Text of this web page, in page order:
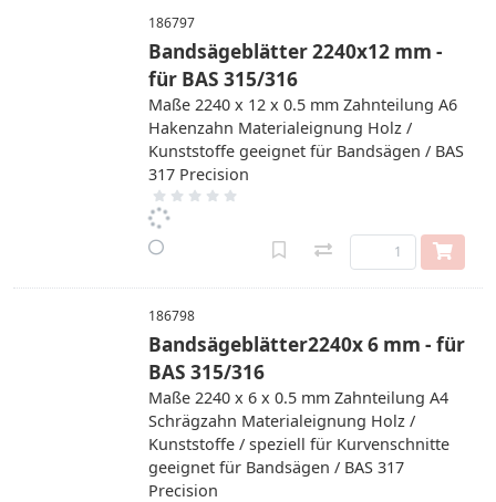
186797
Bandsägeblätter 2240x12 mm -
für BAS 315/316
Maße 2240 x 12 x 0.5 mm Zahnteilung A6
Hakenzahn Materialeignung Holz /
Kunststoffe geeignet für Bandsägen / BAS
317 Precision
186798
Bandsägeblätter2240x 6 mm - für
BAS 315/316
Maße 2240 x 6 x 0.5 mm Zahnteilung A4
Schrägzahn Materialeignung Holz /
Kunststoffe / speziell für Kurvenschnitte
geeignet für Bandsägen / BAS 317
Precision